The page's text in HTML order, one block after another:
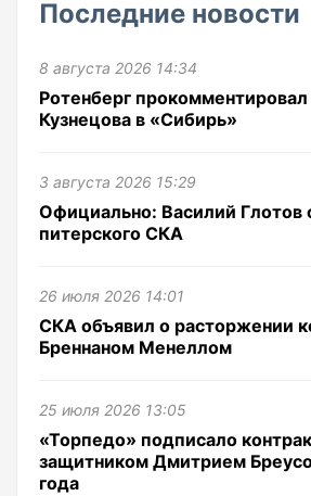
Последние новости
8 августа 2026 14:34
Ротенберг
Кузнецова в «Сибирь»
3 августа 2026 15:29
Официально: Василий Глотов
питерского СКА
26 июля 2026 14:01
СКА объявил о расторжении
Бреннаном Менеллом
25 июля 2026 13:05
«Торпедо» подписало
защитником Дмитрием
года